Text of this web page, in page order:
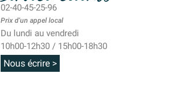
02-40-45-25-96
Prix d'un appel local
Du lundi au vendredi
10h00-12h30 / 15h00-18h30
Nous écrire >